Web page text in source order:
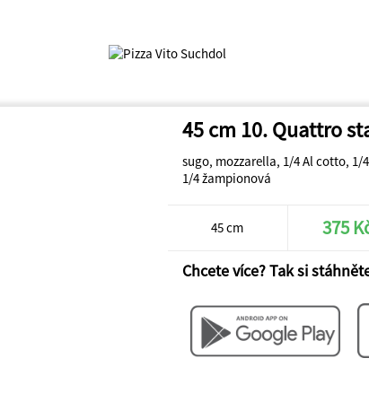
45 cm 10. Quattro
sugo, mozzarella, 1/4 Al cotto,
1/4 žampionová
45 cm 375
Chcete více? Tak si